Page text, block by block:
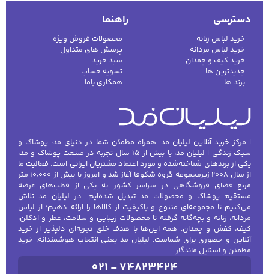
دسترسی
خرید لباس زنانه
خرید لباس مردانه
خرید کیف و چمدان
جدیدترین ها
برند ها
راهنما
محصولات فروش ویژه
پرسش های متداول
سبد خرید
تسویه حساب
همکاری باما
| مرکز خرید آنلاین لیلیان مد؛ همراه مطمئن شما در دنیای مد، پوشاک و
سبک زندگی | لیلیان مد، با بیش از ۱۵ سال تجربه در صنعت پوشاک و مد،
یکی از برندهای شناخته‌شده و مورد اعتماد مشتریان ایرانی است. فعالیت ما
از سال ۲۰۰۸ زیرمجموعه گروه شکوفا آغاز شد و امروز با بیش از ۱۰٬۰۰۰ متر
مربع فضای فروشگاهی در سراسر کشور، به یکی از قطب‌های عرضه
مستقیم پوشاک و محصولات مد تبدیل شده‌ایم. در لیلیان مد تلاش
می‌کنیم تا مجموعه‌ای متنوع و باکیفیت از کالاها را ارائه دهیم؛ از لباس
مردانه، زنانه و بچه‌گانه گرفته تا محصولات زیبایی و سلامت، عطر و ادکلن،
کیف، کفش و چمدان. همه این‌ها با هدف خلق تجربه‌ای دلپذیر از خرید
آنلاین و حضوری برای شماست. لیلیان مد یعنی انتخاب هوشمندانه، خرید
مطمئن و استایل ماندگار.
021 - 74823424